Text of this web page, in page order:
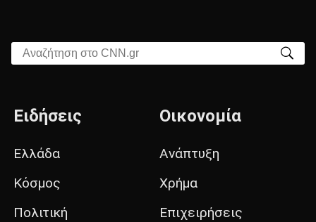
Αναζήτηση στο CNN.gr
Ειδήσεις
Ελλάδα
Κόσμος
Πολιτική
Οικονομία
Ανάπτυξη
Χρήμα
Επιχειρήσεις